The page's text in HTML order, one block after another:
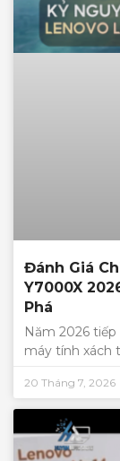
Đánh Giá
Y7000X
Phá
Năm 2026
máy tính xách
20 Tháng 7, 2026